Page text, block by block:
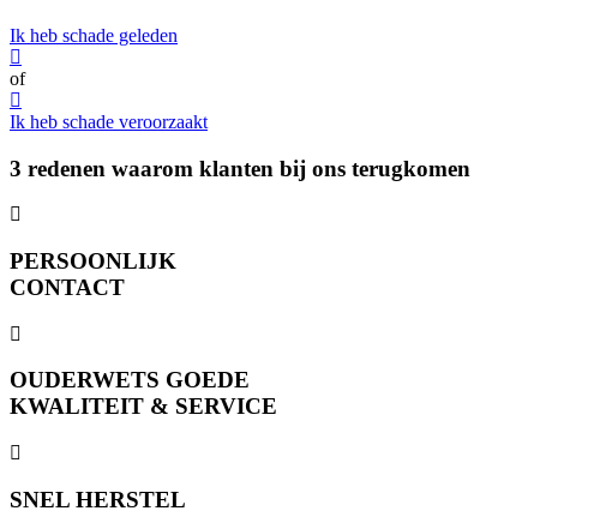
Ik heb schade geleden
of
Ik heb schade veroorzaakt
3 redenen waarom klanten bij ons terugkomen
PERSOONLIJK
CONTACT
OUDERWETS GOEDE
KWALITEIT & SERVICE
SNEL HERSTEL